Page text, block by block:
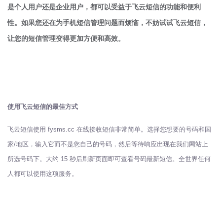
是个人用户还是企业用户，都可以受益于飞云短信的功能和便利
性。如果您还在为手机短信管理问题而烦恼，不妨试试飞云短信，
让您的短信管理变得更加方便和高效。
使用飞云短信的最佳方式
飞云短信使用 fysms.cc 在线接收短信非常简单。选择您想要的号码和国
家/地区，输入它而不是您自己的号码，然后等待响应出现在我们网站上
所选号码下。大约 15 秒后刷新页面即可查看号码最新短信。全世界任何
人都可以使用这项服务。